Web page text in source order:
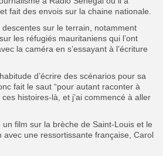
fait des envois sur la chaine nationale.
sur le terrain, notamment
les réfugiés mauritaniens qui l’ont
la caméra en s’essayant à l’écriture
d’écrire des scénarios pour sa
fait le saut “pour autant raconter à
histoires-là, et j’ai commencé à aller
film sur la brèche de Saint-Louis et le
avec une ressortissante française, Carol